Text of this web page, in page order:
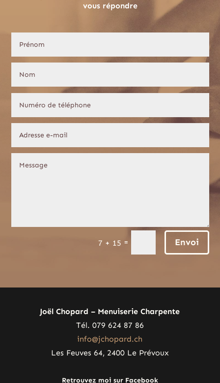
vous répondre
7 + 15 = Envoi
Joël Chopard – Menuiserie Charpente
Tél. 079 624 87 86
info@jchopard.ch
Les Feuves 64, 2400 Le Prévoux
Retrouvez moi sur Facebook